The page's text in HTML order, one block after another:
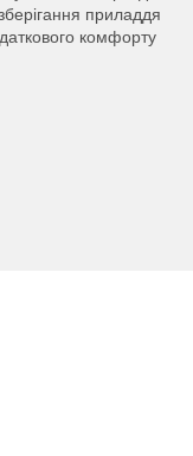
приладдя
комфорту